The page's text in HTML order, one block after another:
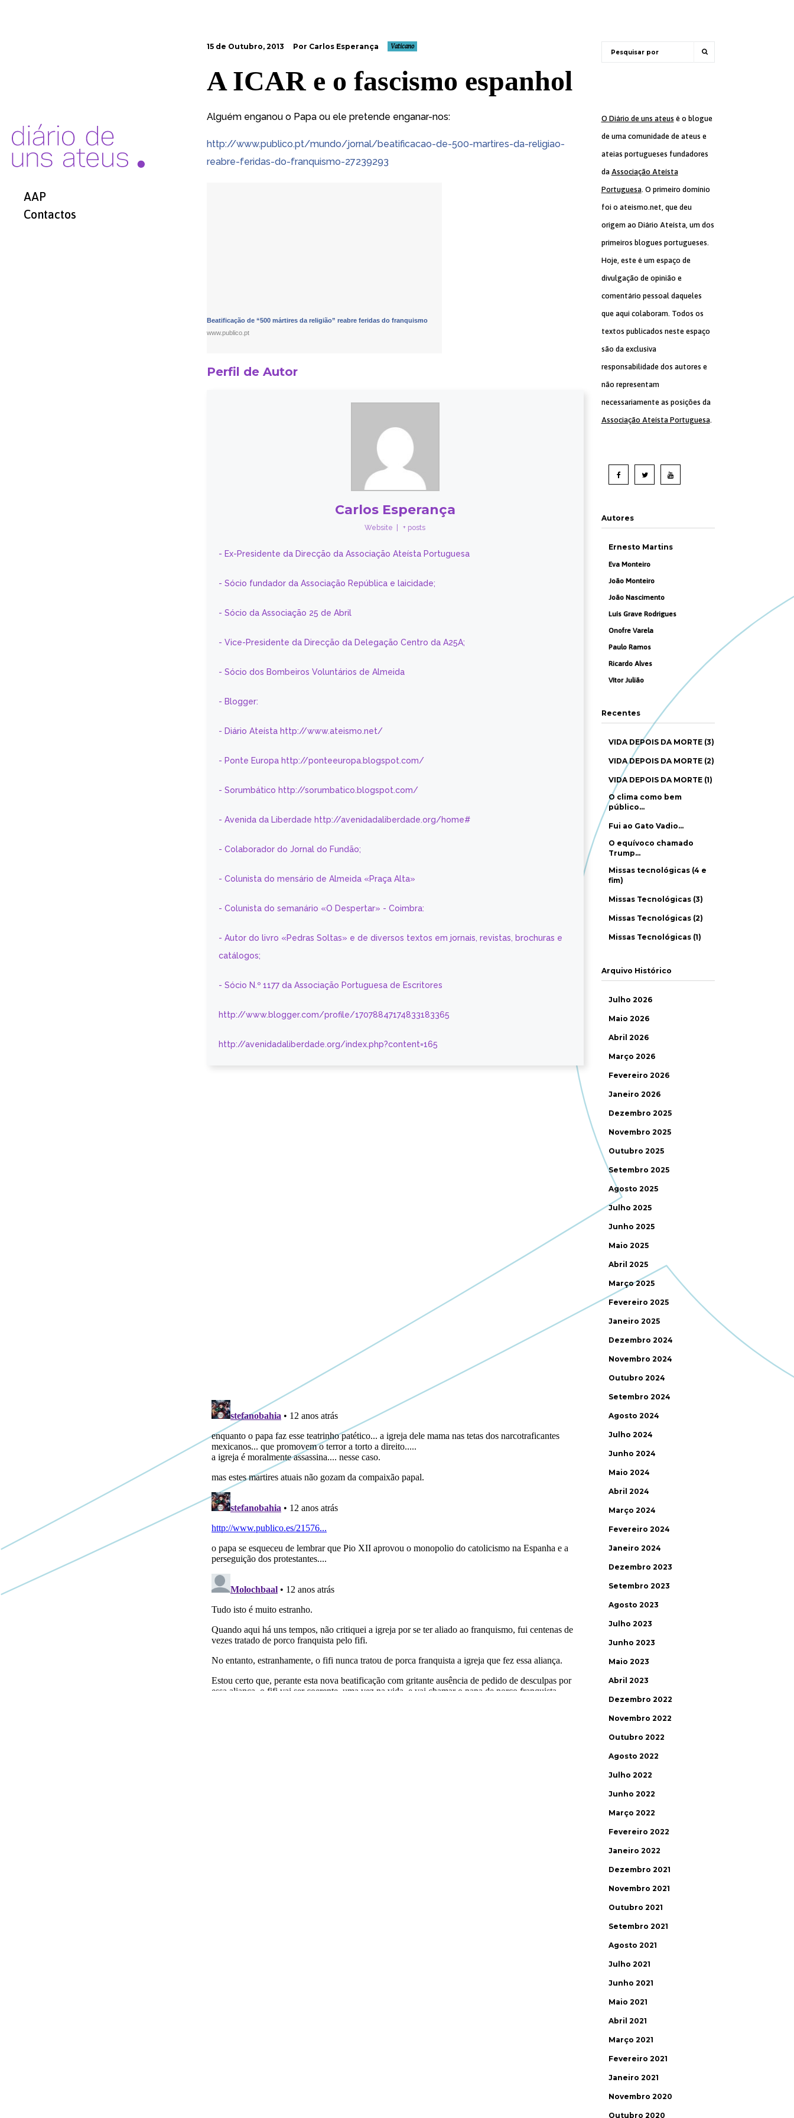
AAP
Contactos
15 de Outubro, 2013 Por Carlos Esperança Vaticano
A ICAR e o fascismo espanhol
Alguém enganou o Papa ou ele pretende enganar-nos:
http://www.publico.pt/mundo/jornal/beatificacao-de-500-martires-da-religiao-
reabre-feridas-do-franquismo-27239293
Beatificação de “500 mártires da religião” reabre feridas do franquismo
www.publico.pt
Perfil de Autor
Carlos Esperança
Website + posts
- Ex-Presidente da Direcção da Associação Ateísta Portuguesa
- Sócio fundador da Associação República e laicidade;
- Sócio da Associação 25 de Abril
- Vice-Presidente da Direcção da Delegação Centro da A25A;
- Sócio dos Bombeiros Voluntários de Almeida
- Blogger:
- Diário Ateísta http://www.ateismo.net/
- Ponte Europa http://ponteeuropa.blogspot.com/
- Sorumbático http://sorumbatico.blogspot.com/
- Avenida da Liberdade http://avenidadaliberdade.org/home#
- Colaborador do Jornal do Fundão;
- Colunista do mensário de Almeida «Praça Alta»
- Colunista do semanário «O Despertar» - Coimbra:
- Autor do livro «Pedras Soltas» e de diversos textos em jornais, revistas, brochuras e
catálogos;
- Sócio N.º 1177 da Associação Portuguesa de Escritores
http://www.blogger.com/profile/17078847174833183365
http://avenidadaliberdade.org/index.php?content=165
O Diário de uns ateus é o blogue
de uma comunidade de ateus e
ateias portugueses fundadores
da Associação Ateísta
Portuguesa. O primeiro domínio
foi o ateismo.net, que deu
origem ao Diário Ateísta, um dos
primeiros blogues portugueses.
Hoje, este é um espaço de
divulgação de opinião e
comentário pessoal daqueles
que aqui colaboram. Todos os
textos publicados neste espaço
são da exclusiva
responsabilidade dos autores e
não representam
necessariamente as posições da
Associação Ateísta Portuguesa.
Autores
Ernesto Martins
Eva Monteiro
João Monteiro
João Nascimento
Luís Grave Rodrigues
Onofre Varela
Paulo Ramos
Ricardo Alves
Vítor Julião
Recentes
VIDA DEPOIS DA MORTE (3)
VIDA DEPOIS DA MORTE (2)
VIDA DEPOIS DA MORTE (1)
O clima como bem
público…
Fui ao Gato Vadio…
O equívoco chamado
Trump…
Missas tecnológicas (4 e
fim)
Missas Tecnológicas (3)
Missas Tecnológicas (2)
Missas Tecnológicas (1)
Arquivo Histórico
Julho 2026
Maio 2026
Abril 2026
Março 2026
Fevereiro 2026
Janeiro 2026
Dezembro 2025
Novembro 2025
Outubro 2025
Setembro 2025
Agosto 2025
Julho 2025
Junho 2025
Maio 2025
Abril 2025
Março 2025
Fevereiro 2025
Janeiro 2025
Dezembro 2024
Novembro 2024
Outubro 2024
Setembro 2024
Agosto 2024
Julho 2024
Junho 2024
Maio 2024
Abril 2024
Março 2024
Fevereiro 2024
Janeiro 2024
Dezembro 2023
Setembro 2023
Agosto 2023
Julho 2023
Junho 2023
Maio 2023
Abril 2023
Dezembro 2022
Novembro 2022
Outubro 2022
Agosto 2022
Julho 2022
Junho 2022
Março 2022
Fevereiro 2022
Janeiro 2022
Dezembro 2021
Novembro 2021
Outubro 2021
Setembro 2021
Agosto 2021
Julho 2021
Junho 2021
Maio 2021
Abril 2021
Março 2021
Fevereiro 2021
Janeiro 2021
Novembro 2020
Outubro 2020